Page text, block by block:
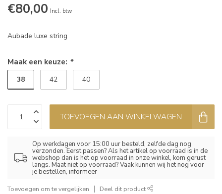
€80,00 Incl. btw
Aubade luxe string
Maak een keuze: *
38 42 40
TOEVOEGEN AAN WINKELWAGEN
Op werkdagen voor 15:00 uur besteld, zelfde dag nog
verzonden. Eerst passen? Als het artikel op voorraad is in de
webshop dan is het op voorraad in onze winkel, kom gerust
langs. Maat niet op voorraad? Vaak kunnen wij het nog voor
je bestellen, informeer
Toevoegen om te vergelijken Deel dit product